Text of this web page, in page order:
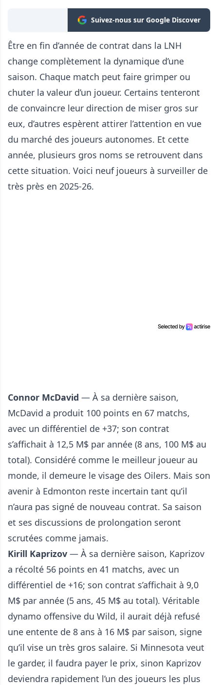
Suivez-nous sur Google Discover
Être en fin d’année de contrat dans la LNH
change complètement la dynamique d’une
saison. Chaque match peut faire grimper ou
chuter la valeur d’un joueur. Certains tenteront
de convaincre leur direction de miser gros sur
eux, d’autres espèrent attirer l’attention en vue
du marché des joueurs autonomes. Et cette
année, plusieurs gros noms se retrouvent dans
cette situation. Voici neuf joueurs à surveiller de
très près en 2025-26.
Connor McDavid — À sa dernière saison,
McDavid a produit 100 points en 67 matchs,
avec un différentiel de +37; son contrat
s’affichait à 12,5 M$ par année (8 ans, 100 M$ au
total). Considéré comme le meilleur joueur au
monde, il demeure le visage des Oilers. Mais son
avenir à Edmonton reste incertain tant qu’il
n’aura pas signé de nouveau contrat. Sa saison
et ses discussions de prolongation seront
scrutées comme jamais.
Kirill Kaprizov — À sa dernière saison, Kaprizov
a récolté 56 points en 41 matchs, avec un
différentiel de +16; son contrat s’affichait à 9,0
M$ par année (5 ans, 45 M$ au total). Véritable
dynamo offensive du Wild, il aurait déjà refusé
une entente de 8 ans à 16 M$ par saison, signe
qu’il vise un très gros salaire. Si Minnesota veut
le garder, il faudra payer le prix, sinon Kaprizov
deviendra rapidement l’un des joueurs les plus